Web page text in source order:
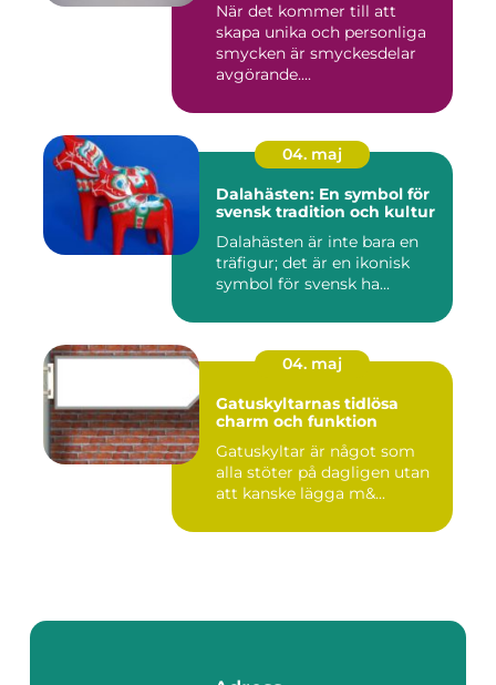
När det kommer till att
skapa unika och personliga
smycken är smyckesdelar
avgörande....
04. maj
Dalahästen: En symbol för
svensk tradition och kultur
Dalahästen är inte bara en
träfigur; det är en ikonisk
symbol för svensk ha...
04. maj
Gatuskyltarnas tidlösa
charm och funktion
Gatuskyltar är något som
alla stöter på dagligen utan
att kanske lägga m&...